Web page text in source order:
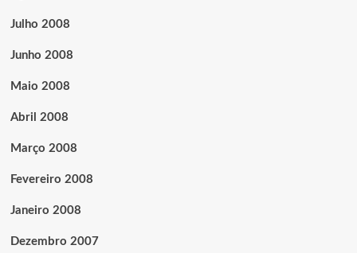
Julho 2008
Junho 2008
Maio 2008
Abril 2008
Março 2008
Fevereiro 2008
Janeiro 2008
Dezembro 2007